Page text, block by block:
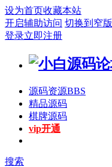
设为首页收藏本站
开启辅助访问 切换到窄版
登录立即注册
源码资源BBS
精品源码
棋牌源码
vip开通
搜索